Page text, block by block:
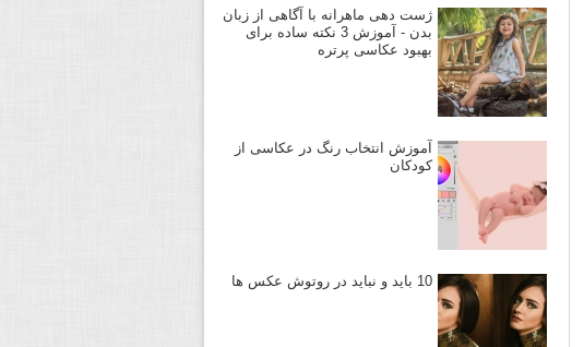
ژست دهی ماهرانه با آگاهی از زبان
بدن - آموزش 3 نکته ساده برای
بهبود عکاسی پرتره
آموزش انتخاب رنگ در عکاسی از
کودکان
10 باید و نباید در روتوش عکس ها